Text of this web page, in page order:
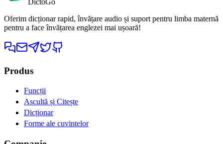
Oferim dicționar rapid, învățare audio și suport pentru limba maternă
pentru a face învățarea englezei mai ușoară!
Produs
Funcții
Ascultă și Citește
Dicționar
Forme ale cuvintelor